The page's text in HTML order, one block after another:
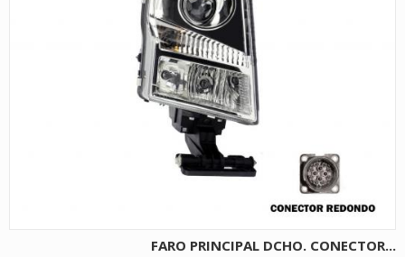
FARO PRINCIPAL DCHO. CONECTOR...